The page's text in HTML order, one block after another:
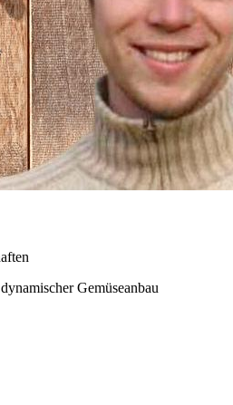
Gemüseanbau